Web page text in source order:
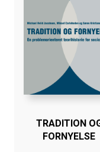
TRADITION
FORNYELSE